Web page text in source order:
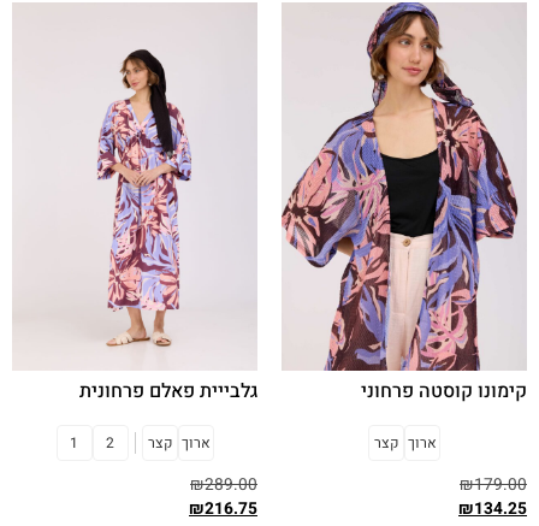
קימונו קוסטה פרחוני
ארוך קצר
₪179.00
₪134.25
גלבייית פאלם פרחונית
ארוך קצר 2
1
₪289.00
₪216.75